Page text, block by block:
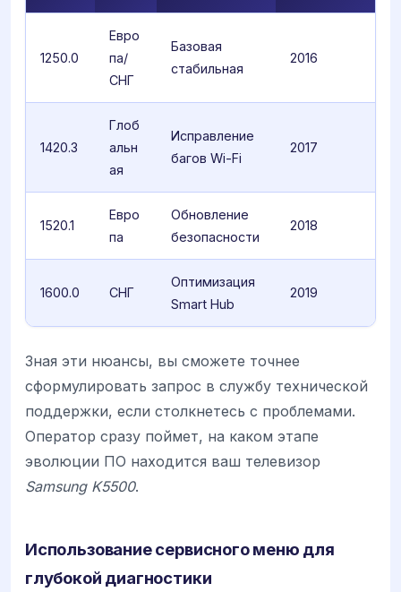
1250.0
Евро
па/
СНГ
Базовая
стабильная
2016
1420.3
Глоб
альн
ая
Исправление
багов Wi-Fi
2017
1520.1
Евро
па
Обновление
безопасности
2018
1600.0 СНГ
Оптимизация
Smart Hub
2019
Зная эти нюансы, вы сможете точнее
сформулировать запрос в службу технической
поддержки, если столкнетесь с проблемами.
Оператор сразу поймет, на каком этапе
эволюции ПО находится ваш телевизор
Samsung K5500.
Использование сервисного меню для
глубокой диагностики